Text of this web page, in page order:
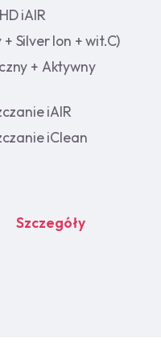
iAIR
Silver Ion + wit.C)
+ Aktywny
iAIR
iClean
Szczegóły